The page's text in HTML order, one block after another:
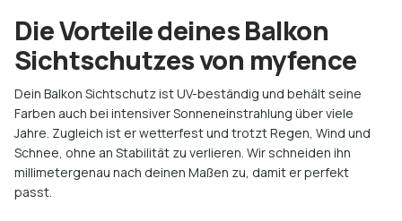
Die Vorteile deines Balkon
Sichtschutzes von myfence
Dein Balkon Sichtschutz ist UV-beständig und behält seine
Farben auch bei intensiver Sonneneinstrahlung über viele
Jahre. Zugleich ist er wetterfest und trotzt Regen, Wind und
Schnee, ohne an Stabilität zu verlieren. Wir schneiden ihn
millimetergenau nach deinen Maßen zu, damit er perfekt
passt.